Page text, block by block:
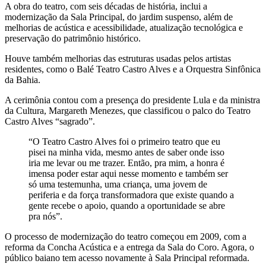
A obra do teatro, com seis décadas de história, inclui a
modernização da Sala Principal, do jardim suspenso, além de
melhorias de acústica e acessibilidade, atualização tecnológica e
preservação do patrimônio histórico.
Houve também melhorias das estruturas usadas pelos artistas
residentes, como o Balé Teatro Castro Alves e a Orquestra Sinfônica
da Bahia.
A cerimônia contou com a presença do presidente Lula e da ministra
da Cultura, Margareth Menezes, que classificou o palco do Teatro
Castro Alves “sagrado”.
“O Teatro Castro Alves foi o primeiro teatro que eu
pisei na minha vida, mesmo antes de saber onde isso
iria me levar ou me trazer. Então, pra mim, a honra é
imensa poder estar aqui nesse momento e também ser
só uma testemunha, uma criança, uma jovem de
periferia e da força transformadora que existe quando a
gente recebe o apoio, quando a oportunidade se abre
pra nós”.
O processo de modernização do teatro começou em 2009, com a
reforma da Concha Acústica e a entrega da Sala do Coro. Agora, o
público baiano tem acesso novamente à Sala Principal reformada.